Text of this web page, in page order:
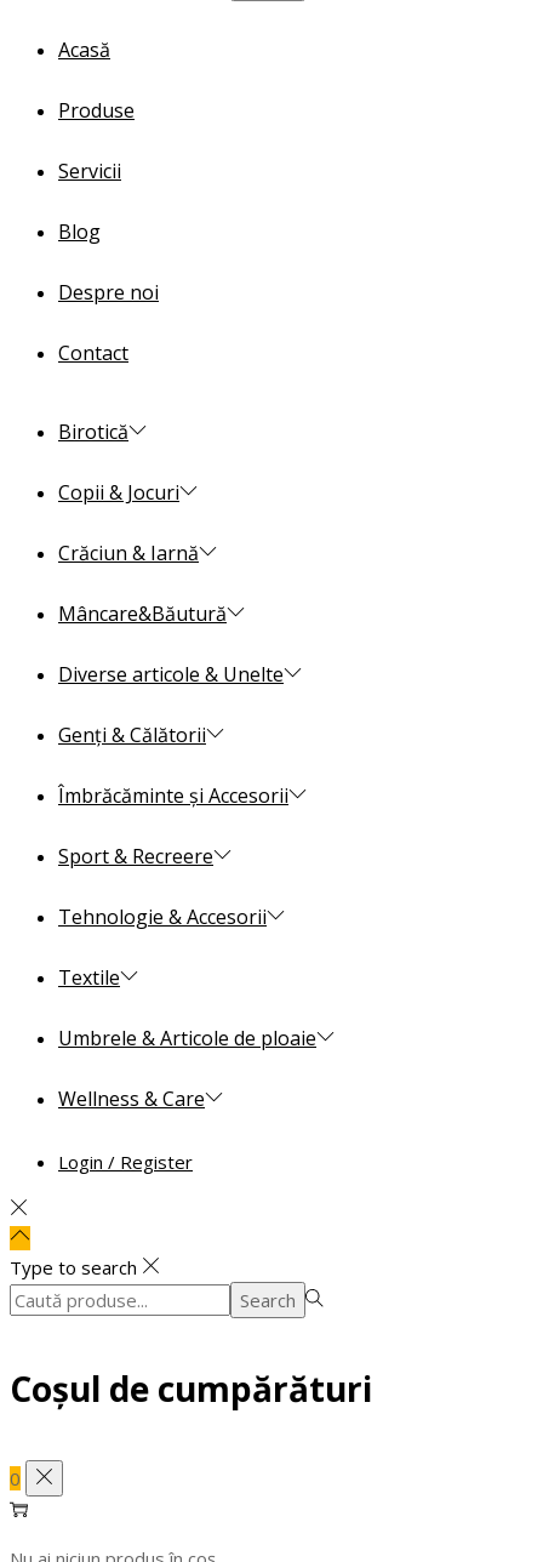
Acasă
Produse
Servicii
Blog
Despre noi
Contact
Birotică
Copii & Jocuri
Crăciun & Iarnă
Mâncare&Băutură
Diverse articole & Unelte
Genți & Călătorii
Îmbrăcăminte și Accesorii
Sport & Recreere
Tehnologie & Accesorii
Textile
Umbrele & Articole de ploaie
Wellness & Care
Login / Register
Type to search
Search
Search
Coșul de cumpărături
0